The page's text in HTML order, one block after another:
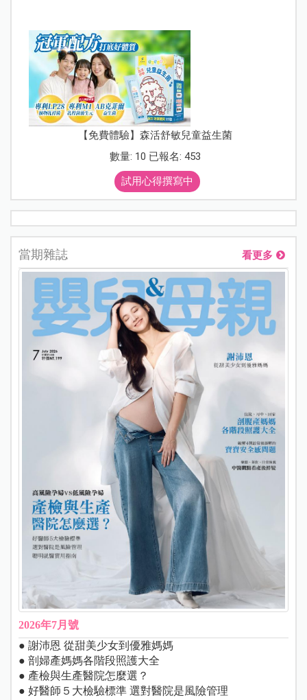
【免費體驗】森活舒敏兒童益生菌
數量: 10 已報名: 453
試用心得撰寫中
當期雜誌 看更多
2026年7月號
● 謝沛恩 從甜美少女到優雅媽媽
● 剖婦產媽媽各階段照護大全
● 產檢與生產醫院怎麼選？
● 好醫師５大檢驗標準 選對醫院是風險管理